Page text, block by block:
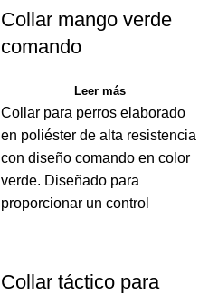
Collar mango verde
comando
Leer más
Collar para perros elaborado
en poliéster de alta resistencia
con diseño comando en color
verde. Diseñado para
proporcionar un control
Collar táctico para